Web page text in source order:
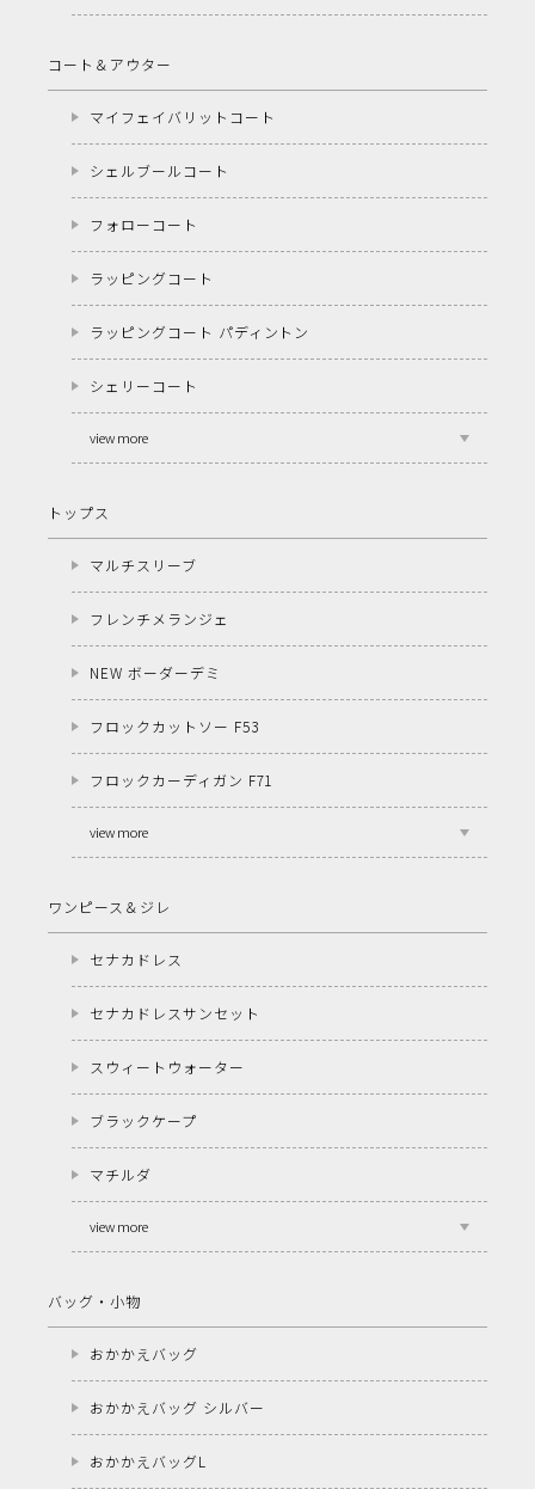
コート＆アウター
マイフェイバリットコート
シェルブールコート
フォローコート
ラッピングコート
ラッピングコート パディントン
シェリーコート
view more
トップス
マルチスリーブ
フレンチメランジェ
NEW ボーダーデミ
フロックカットソー F53
フロックカーディガン F71
view more
ワンピース＆ジレ
セナカドレス
セナカドレスサンセット
スウィートウォーター
ブラックケープ
マチルダ
view more
バッグ・小物
おかかえバッグ
おかかえバッグ シルバー
おかかえバッグL